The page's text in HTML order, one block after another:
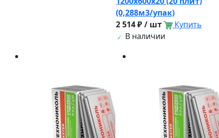
(0,288м3/упак)
2 514 ₽ / шт
Купить
В наличии